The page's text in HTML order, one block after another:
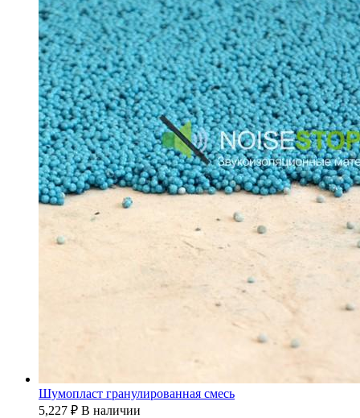
Шумопласт гранулированная смесь
5,227 ₽ В наличии